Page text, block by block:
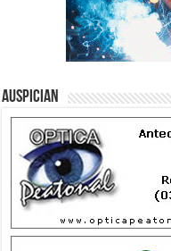
Auspician